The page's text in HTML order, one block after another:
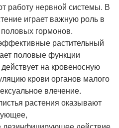
работу нервной системы. В
играет важную роль в
гормонов.
растительный
половые функции
на кровеносную
крови органов малого
влечение.
растения оказывают